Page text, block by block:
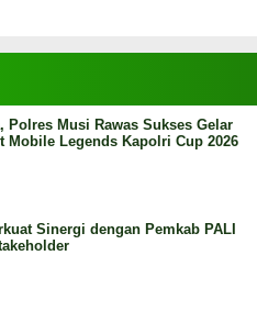
Polres Musi Rawas Sukses Gelar
Mobile Legends Kapolri Cup 2026
Sinergi dengan Pemkab PALI